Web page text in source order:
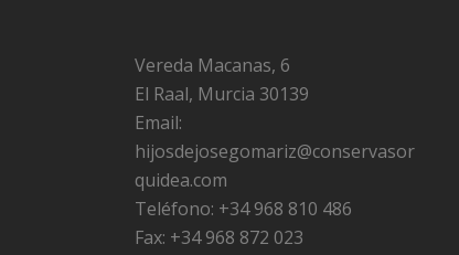
Vereda Macanas, 6
El Raal, Murcia 30139
Email:
hijosdejosegomariz@conservasor
quidea.com
Teléfono: +34 968 810 486
Fax: +34 968 872 023